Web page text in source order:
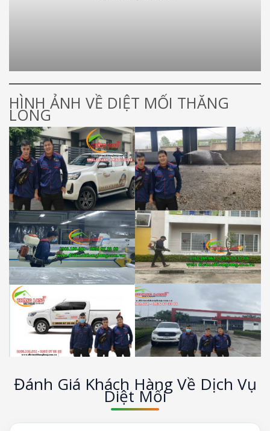
HÌNH ẢNH VỀ DIỆT MỐI THĂNG
LONG
Đánh Giá Khách Hàng Về Dịch Vụ
Diệt Mối